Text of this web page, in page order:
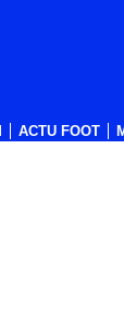
ACTU FOOT